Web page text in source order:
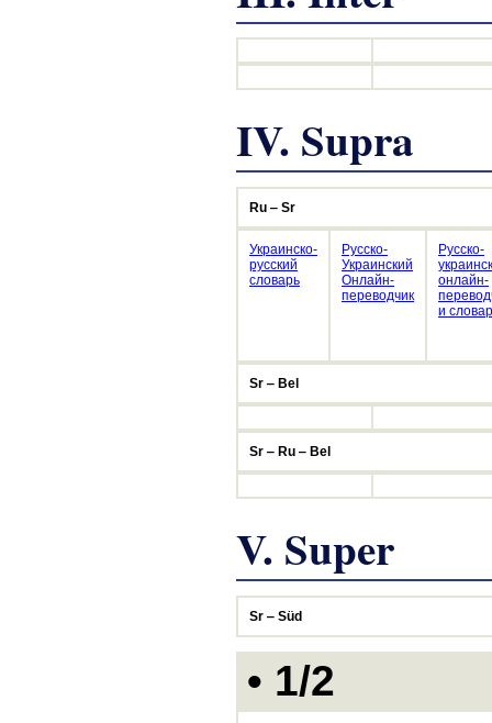
IV. Supra
Ru ‒ Sr
Украинско-
русский
словарь
Русско-
Украинский
Онлайн-
переводчик
Русско-
онлайн-
и
Sr ‒ Bel
Sr ‒ Ru ‒ Bel
V. Super
Sr ‒ Süd
• 1/2